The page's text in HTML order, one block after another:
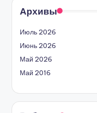
Архивы
Июль 2026
Июнь 2026
Май 2026
Май 2016